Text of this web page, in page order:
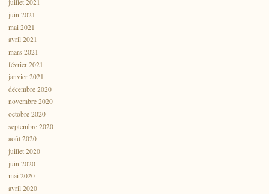
juillet 2021
juin 2021
mai 2021
avril 2021
mars 2021
février 2021
janvier 2021
décembre 2020
novembre 2020
octobre 2020
septembre 2020
août 2020
juillet 2020
juin 2020
mai 2020
avril 2020